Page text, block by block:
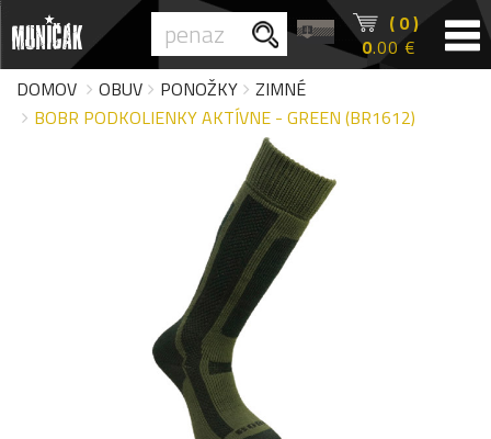
( 0 )
0.00 €
DOMOV
OBUV PONOŽKY
ZIMNÉ
BOBR PODKOLIENKY AKTÍVNE - GREEN (BR1612)